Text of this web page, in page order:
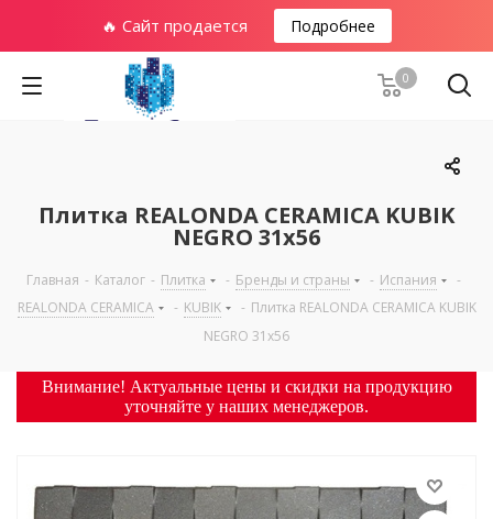
🔥 Сайт продается Подробнее
0
Плитка REALONDA CERAMICA KUBIK
NEGRO 31х56
Главная - Каталог - Плитка - Бренды и страны - Испания
-
REALONDA CERAMICA
- KUBIK - Плитка REALONDA CERAMICA KUBIK
NEGRO 31х56
Внимание! Актуальные цены и скидки на продукцию
уточняйте у наших менеджеров.